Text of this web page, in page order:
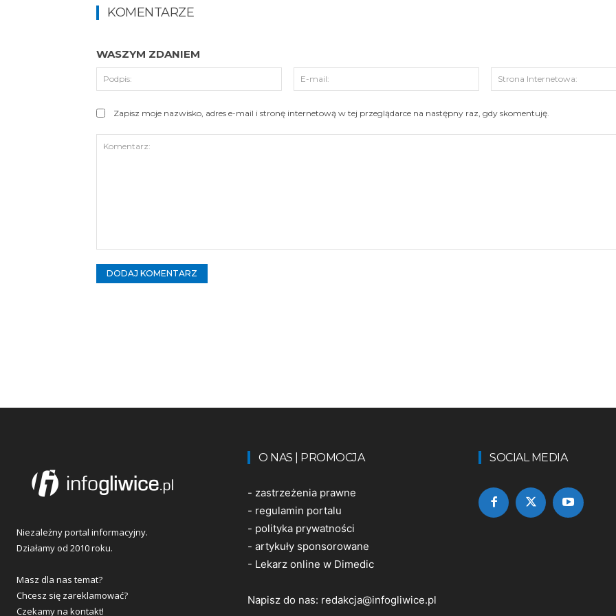
KOMENTARZE
WASZYM ZDANIEM
Podpis:
mail:
Zapisz moje nazwisko, adres e-mail i stronę internetową w tej przeglądarce na następny raz, gdy skomentuję.
Niezależny portal informacyjny.
Działamy od 2010 roku.
Masz dla nas temat?
Chcesz się zareklamować?
Czekamy na kontakt!
O NAS | PROMOCJA
- zastrzeżenia prawne
- regulamin portalu
- polityka prywatności
- artykuły sponsorowane
- Lekarz online w Dimedic
Napisz do nas: redakcja@infogliwice.pl
SOCIAL MEDIA